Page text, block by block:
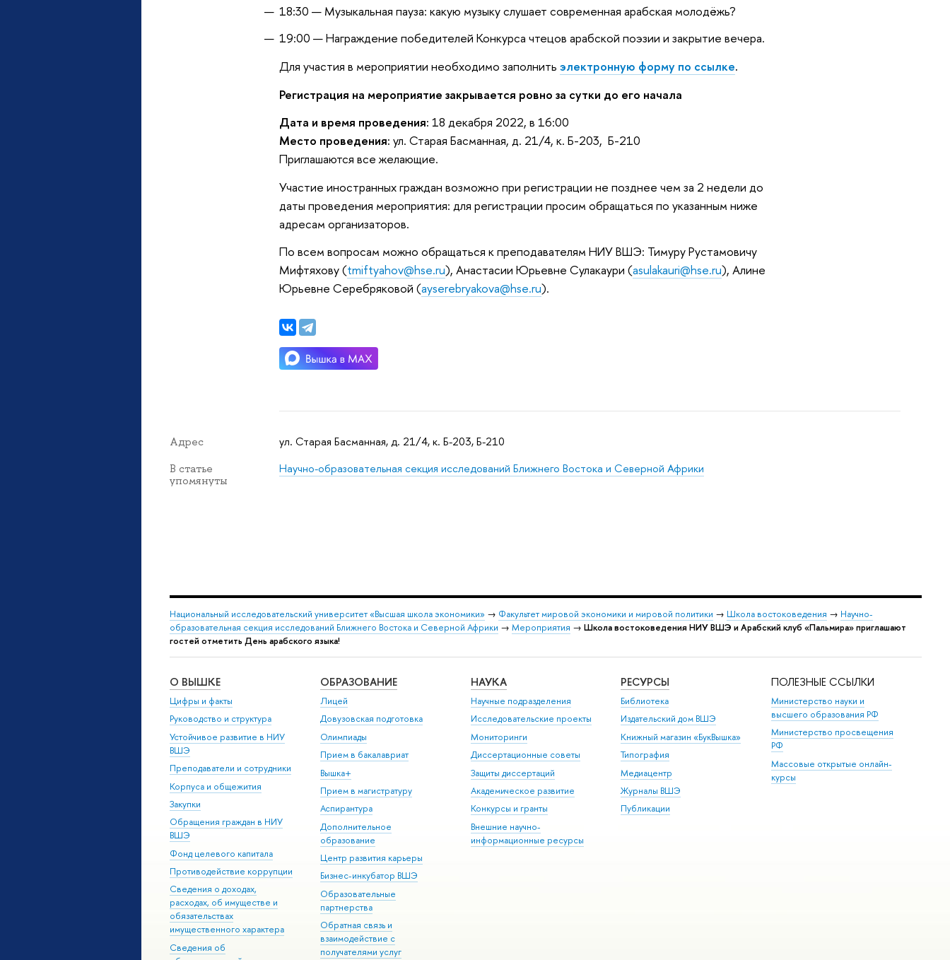
18:30 — Музыкальная пауза: какую музыку слушает современная арабская молодёжь?
19:00 — Награждение победителей Конкурса чтецов арабской поэзии и закрытие вечера.
Для участия в мероприятии необходимо заполнить электронную форму по ссылке.
Регистрация на мероприятие закрывается ровно за сутки до его начала
Дата и время проведения: 18 декабря 2022, в 16:00
Место проведения: ул. Старая Басманная, д. 21/4, к. Б-203, Б-210
Приглашаются все желающие.
Участие иностранных граждан возможно при регистрации не позднее чем за 2 недели до
даты проведения мероприятия: для регистрации просим обращаться по указанным ниже
адресам организаторов.
По всем вопросам можно обращаться к преподавателям НИУ ВШЭ: Тимуру Рустамовичу
Мифтяхову (tmiftyahov@hse.ru), Анастасии Юрьевне Сулакаури (asulakauri@hse.ru), Алине
Юрьевне Серебряковой (ayserebryakova@hse.ru).
Адрес ул. Старая Басманная, д. 21/4, к. Б-203, Б-210
В статье
упомянуты
Научно-образовательная секция исследований Ближнего Востока и Северной Африки
Национальный исследовательский университет «Высшая школа экономики» → Факультет мировой экономики и мировой политики → Школа востоковедения → Научно-
образовательная секция исследований Ближнего Востока и Северной Африки → Мероприятия → Школа востоковедения НИУ ВШЭ и Арабский клуб «Пальмира» приглашают
гостей отметить День арабского языка!
О ВЫШКЕ
Цифры и факты
Руководство и структура
Устойчивое развитие в НИУ
ВШЭ
Преподаватели и сотрудники
Корпуса и общежития
Закупки
Обращения граждан в НИУ
ВШЭ
Фонд целевого капитала
Противодействие коррупции
Сведения о доходах,
расходах, об имуществе и
обязательствах
имущественного характера
Сведения об
ОБРАЗОВАНИЕ
Лицей
Довузовская подготовка
Олимпиады
Прием в бакалавриат
Вышка+
Прием в магистратуру
Аспирантура
Дополнительное
образование
Центр развития карьеры
Бизнес-инкубатор ВШЭ
Образовательные
партнерства
Обратная связь и
взаимодействие с
получателями услуг
НАУКА
Научные подразделения
Исследовательские проекты
Мониторинги
Диссертационные советы
Защиты диссертаций
Академическое развитие
Конкурсы и гранты
Внешние научно-
информационные ресурсы
РЕСУРСЫ
Библиотека
Издательский дом ВШЭ
Книжный магазин «БукВышка»
Типография
Медиацентр
Журналы ВШЭ
Публикации
ПОЛЕЗНЫЕ ССЫЛКИ
Министерство науки и
высшего образования РФ
Министерство просвещения
РФ
Массовые открытые онлайн-
курсы